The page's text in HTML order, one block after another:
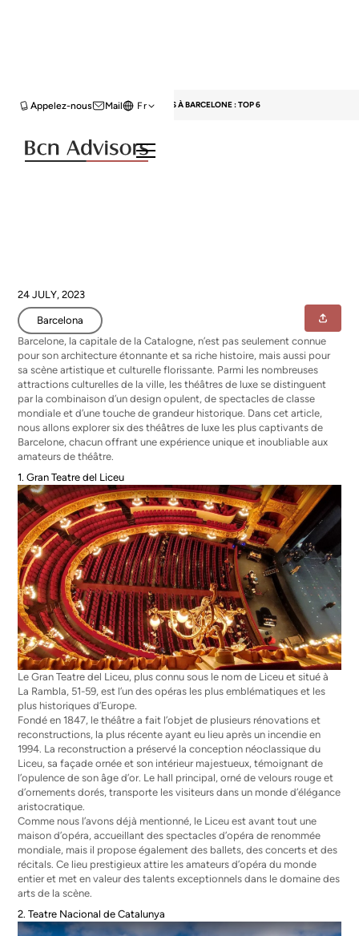
Mail
Appelez-nous Fr
HOME BLOG BARCELONA THÉÂTRES À BARCELONE : TOP 6
24 JULY, 2023
Barcelona
Barcelone, la capitale de la Catalogne, n’est pas seulement connue
pour son architecture étonnante et sa riche histoire, mais aussi pour
sa scène artistique et culturelle florissante. Parmi les nombreuses
attractions culturelles de la ville, les théâtres de luxe se distinguent
par la combinaison d’un design opulent, de spectacles de classe
mondiale et d’une touche de grandeur historique. Dans cet article,
nous allons explorer six des théâtres de luxe les plus captivants de
Barcelone, chacun offrant une expérience unique et inoubliable aux
amateurs de théâtre.
1. Gran Teatre del Liceu
Le Gran Teatre del Liceu, plus connu sous le nom de Liceu et situé à
La Rambla, 51-59, est l’un des opéras les plus emblématiques et les
plus historiques d’Europe.
Fondé en 1847, le théâtre a fait l’objet de plusieurs rénovations et
reconstructions, la plus récente ayant eu lieu après un incendie en
1994. La reconstruction a préservé la conception néoclassique du
Liceu, sa façade ornée et son intérieur majestueux, témoignant de
l’opulence de son âge d’or. Le hall principal, orné de velours rouge et
d’ornements dorés, transporte les visiteurs dans un monde d’élégance
aristocratique.
Comme nous l’avons déjà mentionné, le Liceu est avant tout une
maison d’opéra, accueillant des spectacles d’opéra de renommée
mondiale, mais il propose également des ballets, des concerts et des
récitals. Ce lieu prestigieux attire les amateurs d’opéra du monde
entier et met en valeur des talents exceptionnels dans le domaine des
arts de la scène.
2. Teatre Nacional de Catalunya